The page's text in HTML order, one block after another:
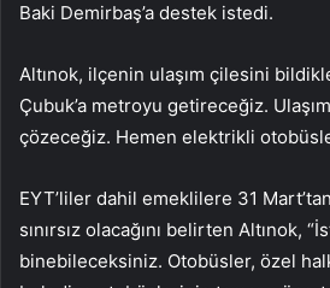
Baki Demirbaş’a destek istedi.
Altınok, ilçenin ulaşım çilesini
Çubuk’a metroyu getireceğiz.
çözeceğiz. Hemen elektrikli
EYT’liler dahil emeklilere 31
sınırsız olacağını belirten Altınok,
binebileceksiniz. Otobüsler, özel